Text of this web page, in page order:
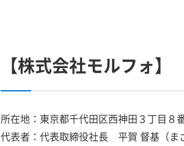
【株式会社モルフォ】
所在地：東京都千代田区西神田３丁目
代表者：代表取締役社長 平賀 督基（ま